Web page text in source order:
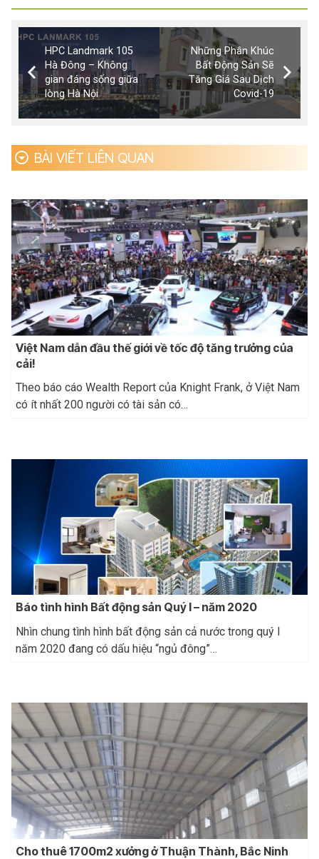
HPC Landmark 105
Hà Đông – Không
gian đáng sống giữa
lòng Hà Nội
Những Phân Khúc
Bất Động Sản Sẽ
Tăng Giá Sau Dịch
Covid-19
BÀI VIẾT LIÊN QUAN
Việt Nam dẫn đầu thế giới về tốc độ tăng trưởng của
cải!
Theo báo cáo Wealth Report của Knight Frank, ở Việt Nam
có ít nhất 200 người có tài sản có…
Báo tình hình Bất động sản Quý I – năm 2020
Nhìn chung tình hình bất động sản cả nước trong quý I
năm 2020 đang có dấu hiệu “ngủ đông”…
Cho thuê 1700m2 xưởng ở Thuận Thành, Bắc Ninh